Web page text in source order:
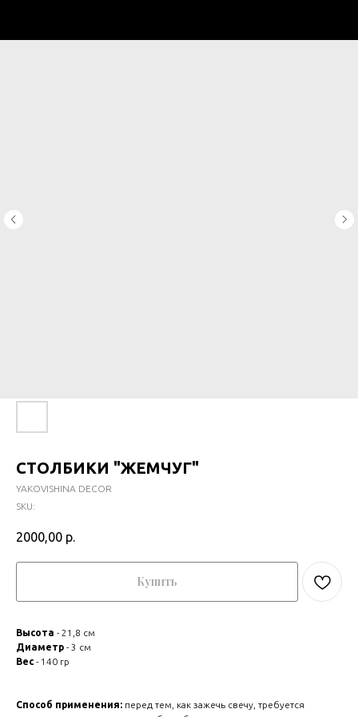
СТОЛБИКИ "ЖЕМЧУГ"
YAKOVISHINA DECOR
SKU:
2000,00 р.
Купить
Высота - 21,8 см
Диаметр - 3 см
Вес - 140 гр
Способ применения: перед тем, как зажечь свечу, требуется